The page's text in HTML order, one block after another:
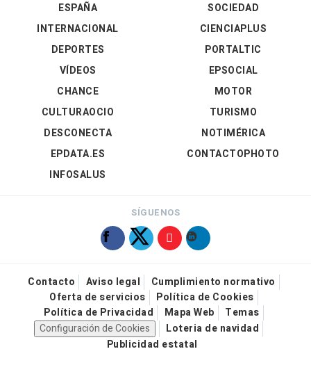
ESPAÑA
INTERNACIONAL
DEPORTES
VÍDEOS
SOCIEDAD
CIENCIAPLUS
PORTALTIC
EPSOCIAL
CHANCE
CULTURAOCIO
DESCONECTA
EPDATA.ES
INFOSALUS
MOTOR
TURISMO
NOTIMÉRICA
CONTACTOPHOTO
SÍGUENOS
Contacto Aviso legal
Cumplimiento normativo
Oferta de servicios
Política de Cookies
Política de Privacidad
Mapa Web
Temas
Configuración de Cookies
Loteria de navidad
Publicidad estatal